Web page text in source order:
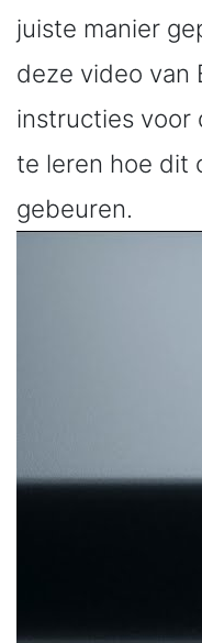
juiste manier
deze video van
instructies voor
te leren hoe dit
gebeuren.